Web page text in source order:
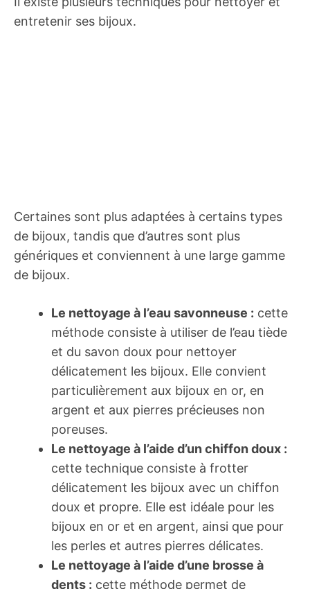
entretenir ses bijoux.
Certaines sont plus adaptées à certains types
de bijoux, tandis que d’autres sont plus
génériques et conviennent à une large gamme
de bijoux.
Le nettoyage à l’eau savonneuse : cette
méthode consiste à utiliser de l’eau tiède
et du savon doux pour nettoyer
délicatement les bijoux. Elle convient
particulièrement aux bijoux en or, en
argent et aux pierres précieuses non
poreuses.
Le nettoyage à l’aide d’un chiffon doux :
cette technique consiste à frotter
délicatement les bijoux avec un chiffon
doux et propre. Elle est idéale pour les
bijoux en or et en argent, ainsi que pour
les perles et autres pierres délicates.
Le nettoyage à l’aide d’une brosse à
dents : cette méthode permet de